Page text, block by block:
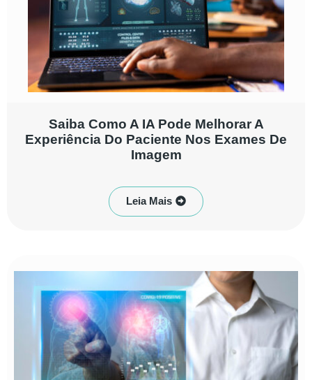
Saiba Como A IA Pode Melhorar A
Experiência Do Paciente Nos Exames De
Imagem
Leia Mais